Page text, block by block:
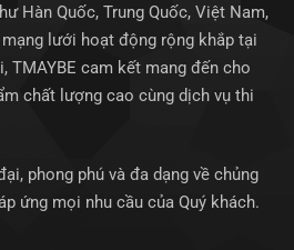
Hàn Quốc, Trung Quốc, Việt Nam,
lưới hoạt động rộng khắp tại
TMAYBE cam kết mang đến cho
chất lượng cao cùng dịch vụ thi
phong phú và đa dạng về chủng
ứng mọi nhu cầu của Quý khách.